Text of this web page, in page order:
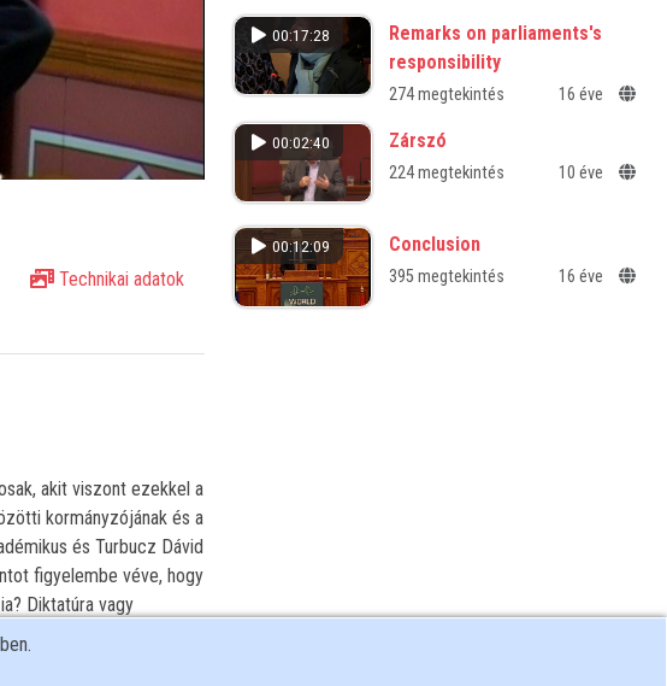
Technikai adatok
akit viszont ezekkel a
kormányzójának és a
és Turbucz Dávid
figyelembe véve, hogy
Diktatúra vagy
megállapításokhoz
00:17:28
Remarks on parliaments's
responsibility
274 megtekintés 16 éve
00:02:40 Zárszó
224 megtekintés 10 éve
00:12:09 Conclusion
395 megtekintés 16 éve